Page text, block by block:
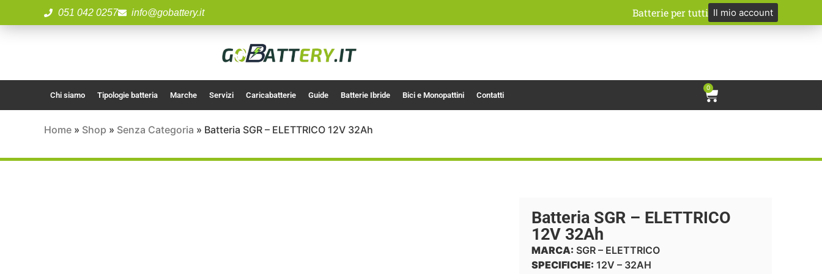
051 042 0257 info@gobattery.it Batterie per tutti Il mio account
Chi siamo Tipologie batteria Marche Servizi Caricabatterie Guide Batterie Ibride Bici e Monopattini Contatti
0
Home » Shop » Senza Categoria » Batteria SGR – ELETTRICO 12V 32Ah
Batteria SGR – ELETTRICO
12V 32Ah
MARCA: SGR – ELETTRICO
SPECIFICHE: 12V – 32AH